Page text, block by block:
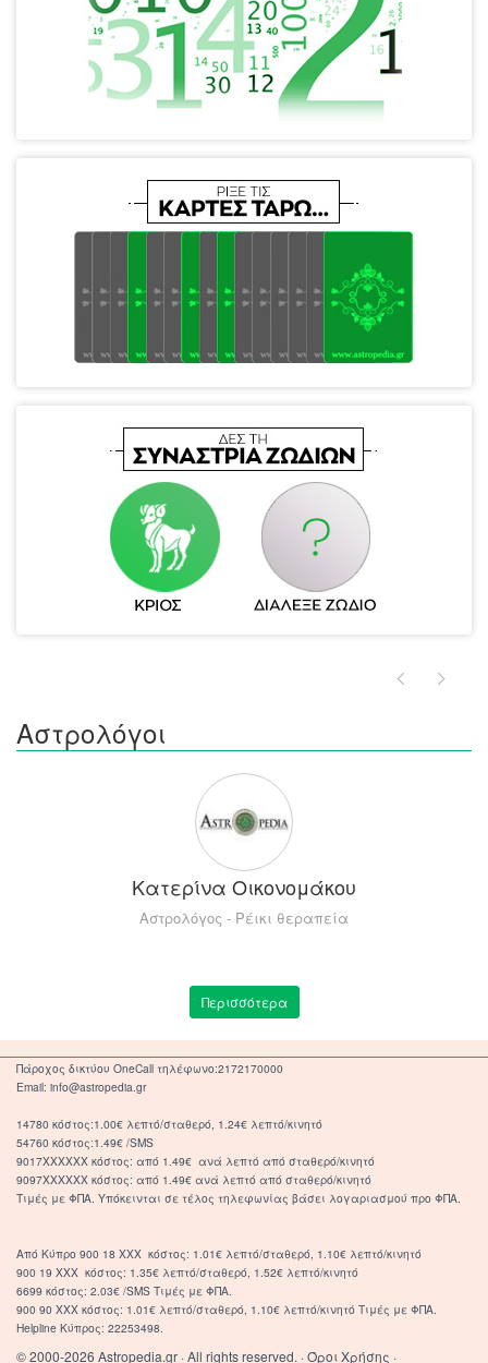
Αστρολόγοι
Κατερίνα Οικονομάκου
Αστρολόγος - Ρέικι θεραπεία
Περισσότερα
Πάροχος δικτύου OneCall τηλέφωνο:2172170000
Email: info@astropedia.gr
14780 κόστος:1.00€ λεπτό/σταθερό, 1.24€ λεπτό/κινητό
54760 κόστος:1.49€ /SMS
9017XXXXXX κόστος: από 1.49€ ανά λεπτό από σταθερό/κινητό
9097XXXXXX κόστος: από 1.49€ ανά λεπτό από σταθερό/κινητό
Τιμές με ΦΠΑ. Υπόκεινται σε τέλος τηλεφωνίας βάσει λογαριασμού προ ΦΠΑ.
Από Κύπρο 900 18 ΧΧΧ κόστος: 1.01€ λεπτό/σταθερό, 1.10€ λεπτό/κινητό
900 19 ΧΧΧ κόστος: 1.35€ λεπτό/σταθερό, 1.52€ λεπτό/κινητό
6699 κόστος: 2.03€ /SMS Τιμές με ΦΠΑ.
900 90 XXX κόστος: 1.01€ λεπτό/σταθερό, 1.10€ λεπτό/κινητό Τιμές με ΦΠΑ.
Helpline Κύπρος: 22253498.
© 2000-2026 Astropedia.gr · All rights reserved. ·Όροι Χρήσης ·